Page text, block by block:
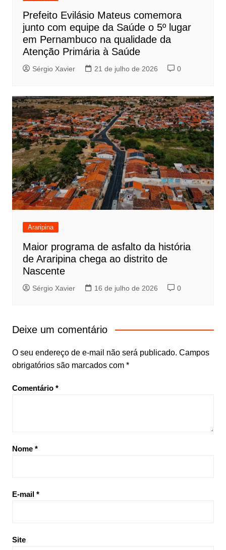
Prefeito Evilásio Mateus comemora
junto com equipe da Saúde o 5º lugar
em Pernambuco na qualidade da
Atenção Primária à Saúde
Sérgio Xavier 21 de julho de 2026 0
Araripina
Maior programa de asfalto da história
de Araripina chega ao distrito de
Nascente
Sérgio Xavier 16 de julho de 2026 0
Deixe um comentário
O seu endereço de e-mail não será publicado. Campos
obrigatórios são marcados com *
Comentário *
Nome *
E-mail *
Site